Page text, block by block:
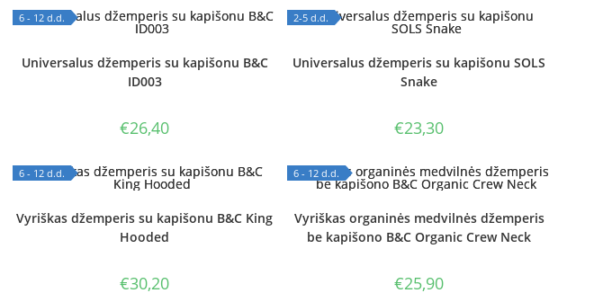
6 - 12 d.d.
Universalus džemperis su kapišonu B&C
ID003
€26,40
2-5 d.d.
Universalus džemperis su kapišonu SOLS
Snake
€23,30
6 - 12 d.d.
Vyriškas džemperis su kapišonu B&C King
Hooded
€30,20
6 - 12 d.d.
OUT OF STOCK
Vyriškas organinės medvilnės džemperis
be kapišono B&C Organic Crew Neck
€25,90